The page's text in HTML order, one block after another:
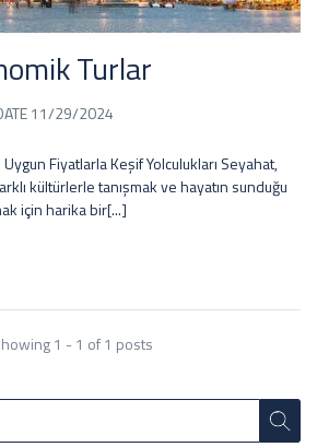
Turlar
11/29/2024
Uygun Fiyatlarla Keşif Yolculukları Seyahat,
kültürlerle tanışmak ve hayatın sunduğu
için harika bir[...]
1 - 1 of 1 posts